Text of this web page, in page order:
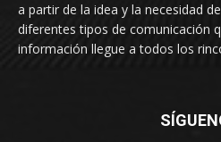
a partir de la idea y la necesidad
diferentes tipos de comunicación
información llegue a todos los